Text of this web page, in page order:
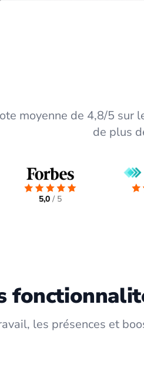
moyenne de 4,8/5 sur
de plus
5,0 / 5
les présences et